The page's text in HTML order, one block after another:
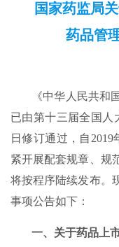
国家药监局
药品管
《中华人民共和
已由第十三届全国人
日修订通过，自
紧开展配套规章、规
将按程序陆续发布。
事项公告如下：
一、关于药品上